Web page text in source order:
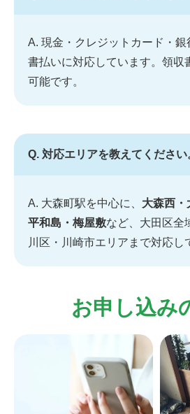
A. 現金・クレジットカード・
書払いに対応しています。領収
可能です。
Q. 対応エリアを教えてください
A. 大森町駅を中心に、 大森西・
平和島・梅屋敷など、大田区全
川区・川崎市エリアまで対応し
お申し込み